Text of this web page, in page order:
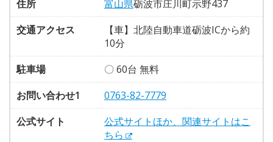
住所 富山県砺波市庄川町示野437
交通アクセス
【車】北陸自動車道砺波ICから約
10分
駐車場
〇 60台 無料
お問い合わせ1
0763-82-7779
公式サイト
公式サイトほか、関連サイトはこ
ちら